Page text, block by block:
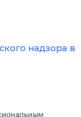
надзора в